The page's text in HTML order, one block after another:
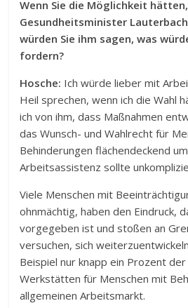
Wenn Sie die Möglichkeit hätten,
Gesundheitsminister
würden Sie ihm sagen, was
fordern?
Hosche: Ich würde lieber mit
Heil sprechen, wenn ich die Wahl
ich von ihm, dass Maßnahmen
das Wunsch- und Wahlrecht für
Behinderungen flächendeckend
Arbeitsassistenz sollte
Viele Menschen mit
ohnmächtig, haben den Eindruck,
vorgegeben ist und stoßen an
versuchen, sich
Beispiel nur knapp ein Prozent
Werkstätten für Menschen mit
allgemeinen Arbeitsmarkt.